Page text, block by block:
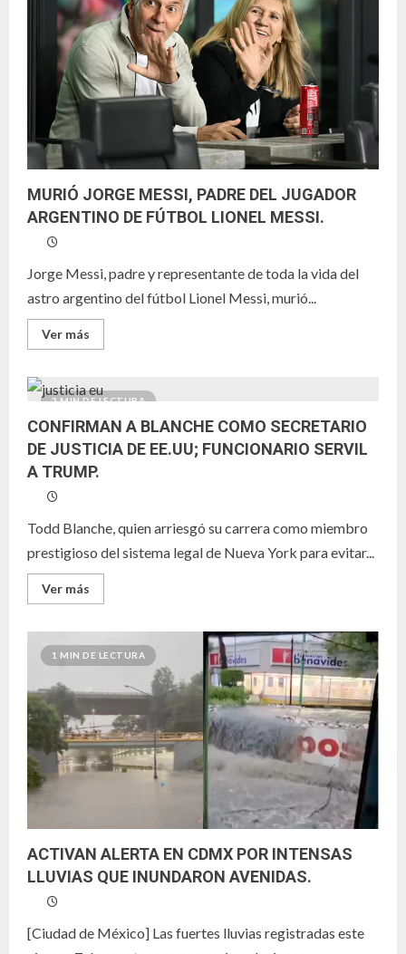
MURIÓ JORGE MESSI, PADRE DEL JUGADOR
ARGENTINO DE FÚTBOL LIONEL MESSI.
Jorge Messi, padre y representante de toda la vida del
astro argentino del fútbol Lionel Messi, murió...
Ver más
más
JORGE
PADRE
DEL
JUGADOR
ARGENTINO
DE
2 MIN DE LECTURA
CONFIRMAN A BLANCHE COMO SECRETARIO
DE JUSTICIA DE EE.UU; FUNCIONARIO SERVIL
A TRUMP.
Todd Blanche, quien arriesgó su carrera como miembro
prestigioso del sistema legal de Nueva York para evitar...
Ver más
más
A
BLANCHE
SECRETARIO
DE
JUSTICIA
DE
EE.UU;
FUNCIONARIO
SERVIL
1 MIN DE LECTURA
ACTIVAN ALERTA EN CDMX POR INTENSAS
LLUVIAS QUE INUNDARON AVENIDAS.
[Ciudad de México] Las fuertes lluvias registradas este